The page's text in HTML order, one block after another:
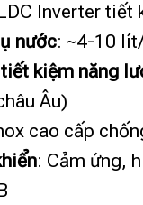
Inverter tiết
nước: ~4-10
kiệm năng
Âu)
cao cấp
: Cảm ứng,